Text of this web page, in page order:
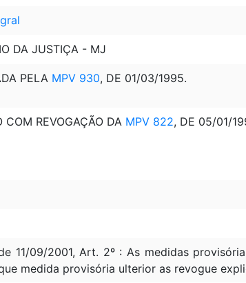
DA JUSTIÇA - MJ
PELA MPV 930, DE 01/03/1995.
COM REVOGAÇÃO DA MPV 822, DE 05/01/
11/09/2001, Art. 2º : As medidas
medida provisória ulterior as revogue